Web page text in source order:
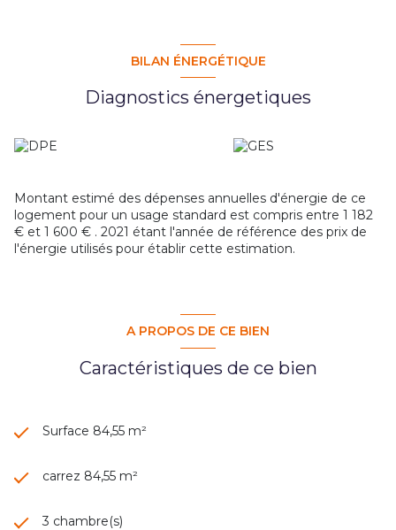
BILAN ÉNERGÉTIQUE
Diagnostics énergetiques
Montant estimé des dépenses annuelles d'énergie de ce
logement pour un usage standard est compris entre 1 182
€ et 1 600 € . 2021 étant l'année de référence des prix de
l'énergie utilisés pour établir cette estimation.
A PROPOS DE CE BIEN
Caractéristiques de ce bien
Surface 84,55 m²
carrez 84,55 m²
3 chambre(s)